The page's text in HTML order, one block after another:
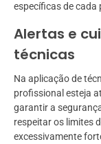
específicas de cada
Alertas e
técnicas
Na aplicação de
profissional esteja
garantir a
respeitar os limites
excessivamente